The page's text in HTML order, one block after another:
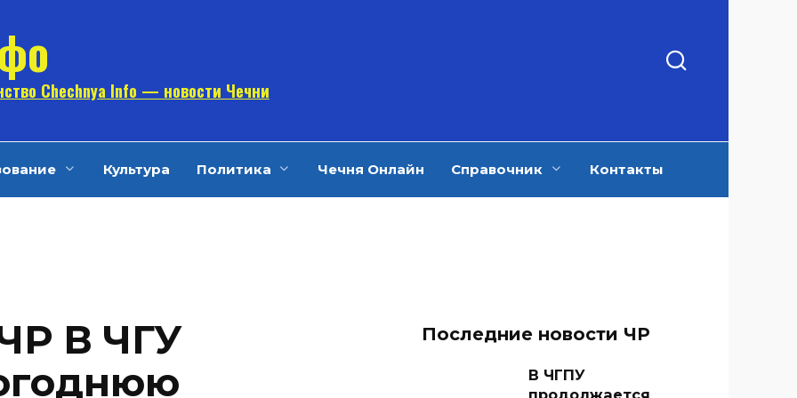
Chechnya Info — новости Чечни
Культура Политика Чечня Онлайн Справочник Контакты
В ЧГУ
Последние новости ЧР
В ЧГПУ
продолжается